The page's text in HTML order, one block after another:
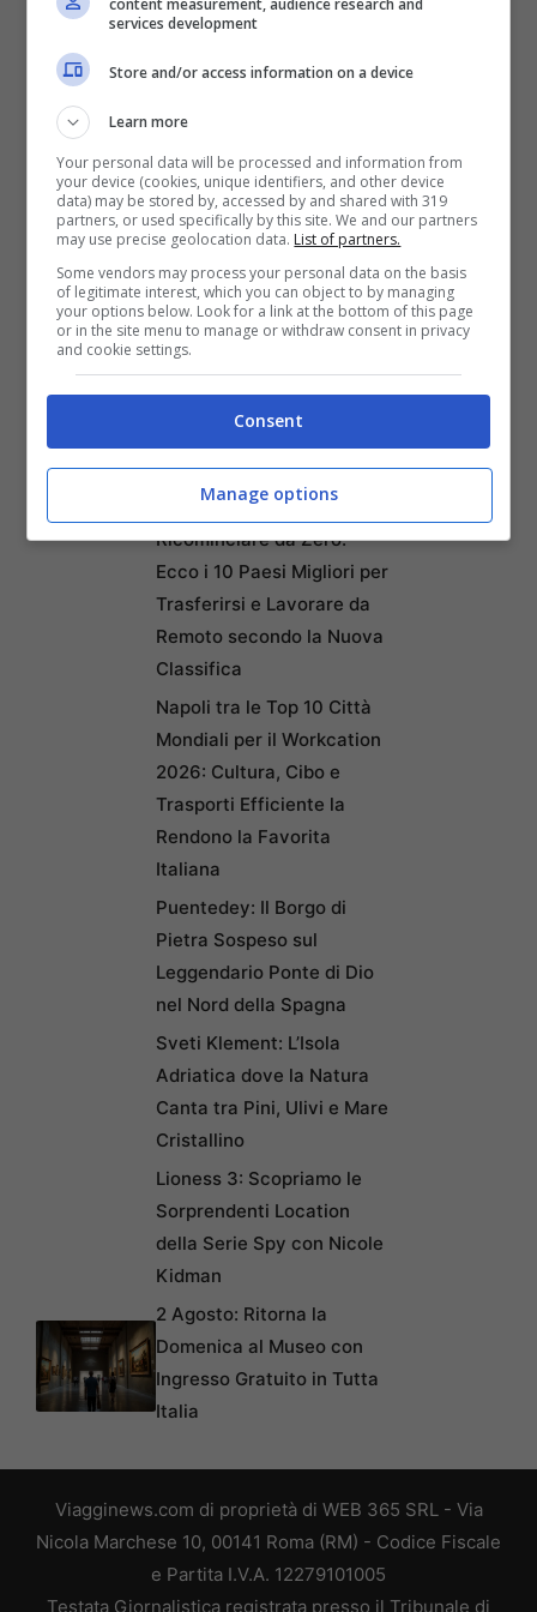
terreno a bosco misto con pini e cipressi o
il Camping Village “Il Sole”, che si trova
immerso nella
le regioni del sud Italia offrono luoghi
incontaminati. Ipini marittimie gliulivi
caratterizzano la zona in cui si trova il
Camping El Bahira in Sicilia, aSan Vito Lo
Capo. Da non dimenticare le località
dedicate al campeggio nella natura nel
GarganoinPuglia.
Articoli recentiRicominciare da Zero:
Ecco i 10 Paesi Migliori per
Trasferirsi e Lavorare da
Remoto secondo la Nuova
Classifica
Napoli tra le Top 10 Città
Mondiali per il Workcation
2026: Cultura, Cibo e
Trasporti Efficiente la
Rendono la Favorita
Italiana
Puentedey: Il Borgo di
Pietra Sospeso sul
Leggendario Ponte di Dio
nel Nord della Spagna
Sveti Klement: L’Isola
Adriatica dove la Natura
Canta tra Pini, Ulivi e Mare
Cristallino
Lioness 3: Scopriamo le
Sorprendenti Location
della Serie Spy con Nicole
Kidman
2 Agosto: Ritorna la
Domenica al Museo con
Ingresso Gratuito in Tutta
Italia
Viagginews.com di proprietà di WEB 365 SRL - Via
Nicola Marchese 10, 00141 Roma (RM) - Codice Fiscale
e Partita I.V.A. 12279101005
Testata Giornalistica registrata presso il Tribunale di
content measurement, audience research and
services development
Store and/or access information on a device
Learn more
Your personal data will be processed and information from
your device (cookies, unique identifiers, and other device
data) may be stored by, accessed by and shared with 319
partners, or used specifically by this site. We and our partners
may use precise geolocation data. List of partners.
Some vendors may process your personal data on the basis
of legitimate interest, which you can object to by managing
your options below. Look for a link at the bottom of this page
or in the site menu to manage or withdraw consent in privacy
and cookie settings.
Consent
Manage options